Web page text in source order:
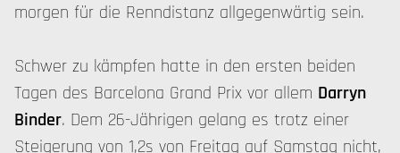
morgen für die Renndistanz allgegenwärtig sein.
Schwer zu kämpfen hatte in den ersten beiden
Tagen des Barcelona Grand Prix vor allem Darryn
Binder. Dem 26-Jährigen gelang es trotz einer
Steigerung von 1,2s von Freitag auf Samstag nicht,